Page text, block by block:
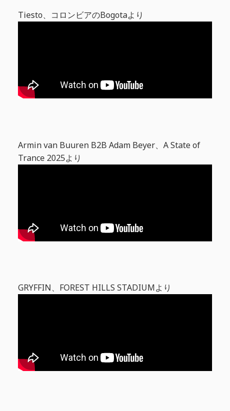
Tiesto、コロンビアのBogotaより
Armin van Buuren B2B Adam Beyer、A State of
Trance 2025より
GRYFFIN、FOREST HILLS STADIUMより